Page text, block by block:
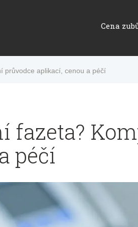
Cena
průvodce aplikací, cenou a péčí
fazeta?
péčí